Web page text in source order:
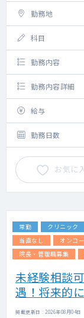
勤務地
科目
勤務内容
勤務内容詳細
給与
勤務日数
お気に
常勤 クリニック
当直なし
オンコ
院長・管理職募集
未経験相談
遇！将来的
掲載更新日 : 2026年08月04